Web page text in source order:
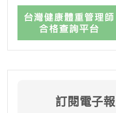
訂閱電子報